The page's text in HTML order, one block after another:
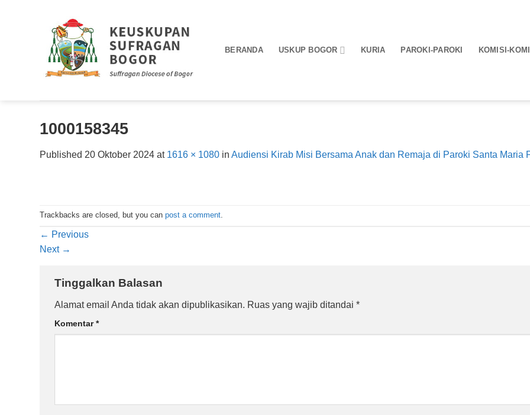
BERANDA USKUP BOGOR KURIA PAROKI-PAROKI KOMISI-
1000158345
Published 20 Oktober 2024 at 1616 × 1080 in Audiensi Kirab Misi Bersama Anak dan Remaja di Paroki Santa Maria
Trackbacks are closed, but you can post a comment
← Previous
Next →
Tinggalkan Balasan
Alamat email Anda tidak akan dipublikasikan. Ruas yang wajib ditandai *
Komentar*